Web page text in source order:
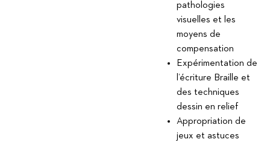
pathologies
visuelles et les
moyens de
compensation
Expérimentation de
l’écriture Braille et
des techniques
dessin en relief
Appropriation de
jeux et astuces